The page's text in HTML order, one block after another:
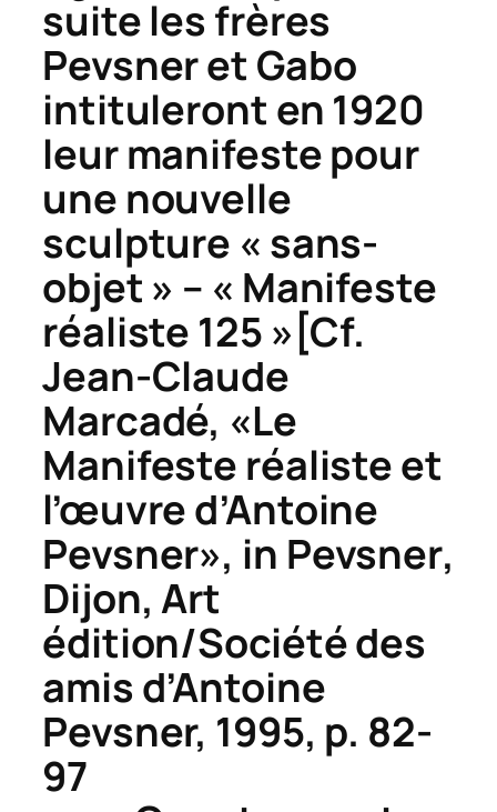
suite les frères
Pevsner et Gabo
intituleront en 1920
leur manifeste pour
une nouvelle
sculpture « sans-
objet » – « Manifeste
réaliste 125 »[Cf.
Jean-Claude
Marcadé, «Le
Manifeste réaliste et
l’œuvre d’Antoine
Pevsner», in Pevsner,
Dijon, Art
édition/Société des
amis d’Antoine
Pevsner, 1995, p. 82-
97